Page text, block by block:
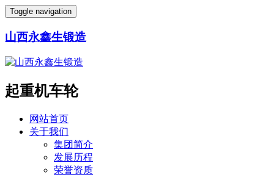
Toggle navigation
山西永鑫生锻造
起重机车轮
网站首页
关于我们
集团简介
发展历程
荣誉资质